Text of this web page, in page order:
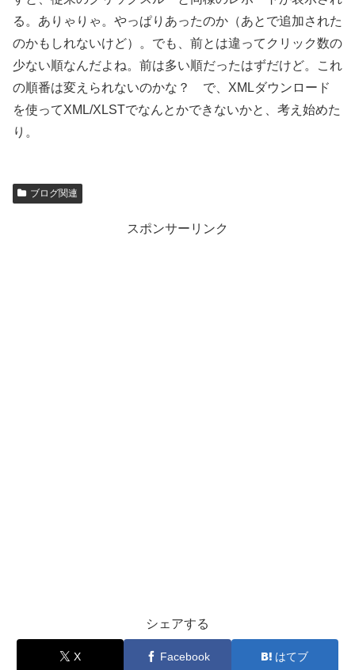
る。ありゃりゃ。やっぱりあったのか（あとで追加された
のかもしれないけど）。でも、前とは違ってクリック数の
少ない順なんだよね。前は多い順だったはずだけど。これ
の順番は変えられないのかな？ で、XMLダウンロード
を使ってXML/XLSTでなんとかできないかと、考え始めた
り。
ブログ関連
スポンサーリンク
シェアする
X Facebook はてブ